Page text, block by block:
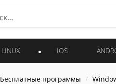
LINUX IOS
Бесплатные программы